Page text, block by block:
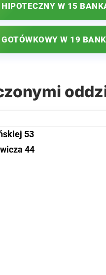
W 15
W 19
53
44